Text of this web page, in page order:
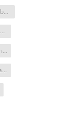
Bikin Blog Dri Facebook
Cr Membut Blog Ke Facebook
Cara Membuat Membuat Blog Di Facebook
Cara Buat Blog Di Facebook